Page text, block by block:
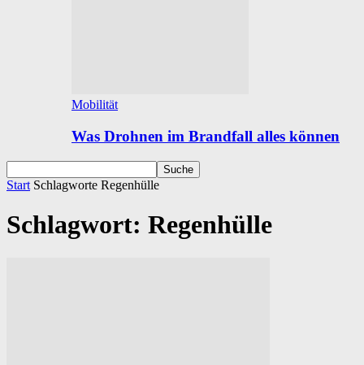
Mobilität
Was Drohnen im Brandfall alles können
Start Schlagworte Regenhülle
Schlagwort: Regenhülle